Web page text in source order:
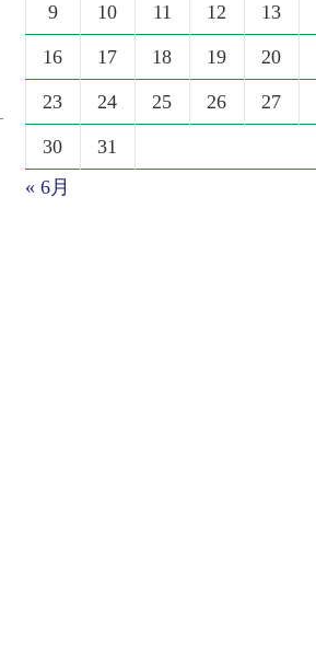
9 10 11 12 13
16 17 18 19 20
23 24 25 26 27
30
31
« 6月